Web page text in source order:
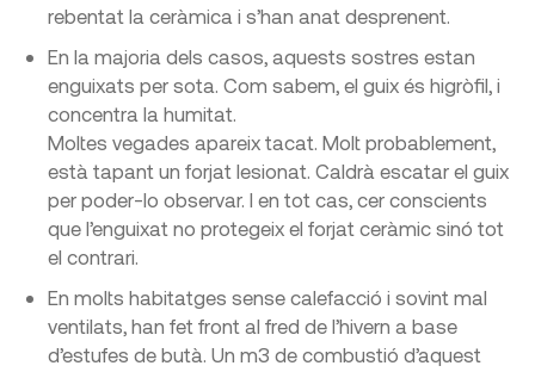
rebentat la ceràmica i s’han anat desprenent.
En la majoria dels casos, aquests sostres estan
enguixats per sota. Com sabem, el guix és higròfil, i
concentra la humitat.
Moltes vegades apareix tacat. Molt probablement,
està tapant un forjat lesionat. Caldrà escatar el guix
per poder-lo observar. I en tot cas, cer conscients
que l’enguixat no protegeix el forjat ceràmic sinó tot
el contrari.
En molts habitatges sense calefacció i sovint mal
ventilats, han fet front al fred de l’hivern a base
d’estufes de butà. Un m3 de combustió d’aquest